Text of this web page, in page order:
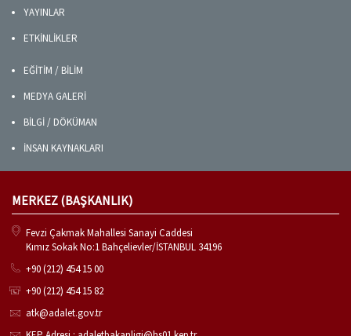
YAYINLAR
ETKİNLİKLER
EĞİTİM / BİLİM
MEDYA GALERİ
BİLGİ / DÖKÜMAN
İNSAN KAYNAKLARI
MERKEZ (BAŞKANLIK)
Fevzi Çakmak Mahallesi Sanayi Caddesi
Kımız Sokak No:1 Bahçelievler/İSTANBUL 34196
+90 (212) 454 15 00
+90 (212) 454 15 82
atk@adalet.gov.tr